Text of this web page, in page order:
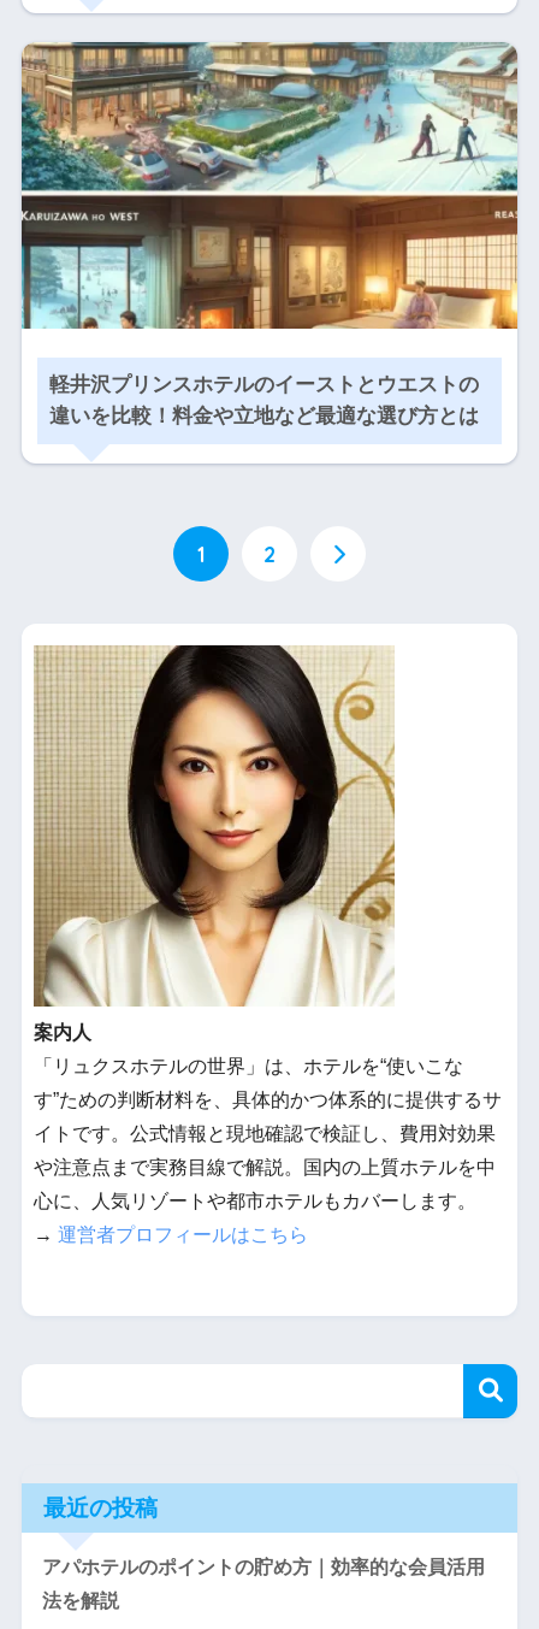
軽井沢プリンスホテルのイーストとウエストの
違いを比較！料金や立地など最適な選び方とは
1 2
案内人
「リュクスホテルの世界」は、ホテルを“使いこな
す”ための判断材料を、具体的かつ体系的に提供するサ
イトです。公式情報と現地確認で検証し、費用対効果
や注意点まで実務目線で解説。国内の上質ホテルを中
心に、人気リゾートや都市ホテルもカバーします。
→ 運営者プロフィールはこちら
最近の投稿
アパホテルのポイントの貯め方｜効率的な会員活用
法を解説